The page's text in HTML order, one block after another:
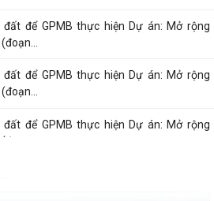
để GPMB thực hiện Dự án: Mở rộng
để GPMB thực hiện Dự án: Mở rộng
để GPMB thực hiện Dự án: Mở rộng
đất để GPMB thực hiện Dự án: Mở rộng